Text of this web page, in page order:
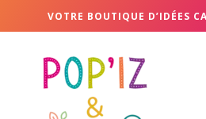
VOTRE BOUTIQUE D’IDÉES